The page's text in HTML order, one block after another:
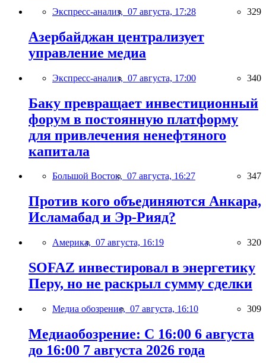
Экспресс-анализ, 07 августа, 17:28 329
Азербайджан централизует
управление медиа
Экспресс-анализ, 07 августа, 17:00 340
Баку превращает инвестиционный
форум в постоянную платформу
для привлечения ненефтяного
капитала
Большой Восток, 07 августа, 16:27 347
Против кого объединяются Анкара,
Исламабад и Эр-Рияд?
Америка, 07 августа, 16:19 320
SOFAZ инвестировал в энергетику
Перу, но не раскрыл сумму сделки
Медиа обозрение, 07 августа, 16:10 309
Медиаобозрение: С 16:00 6 августа
до 16:00 7 августа 2026 года